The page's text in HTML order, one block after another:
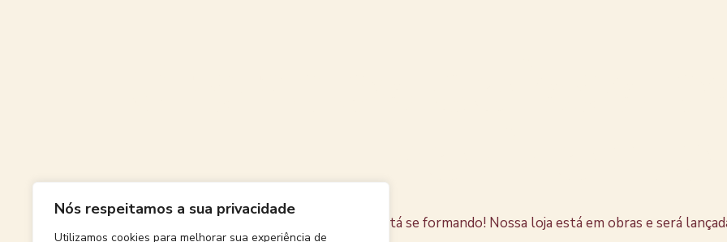
Nós respeitamos a sua privacidade
Utilizamos cookies para melhorar sua experiência de
Algo grande está se formando! Nossa loja está em obras e será